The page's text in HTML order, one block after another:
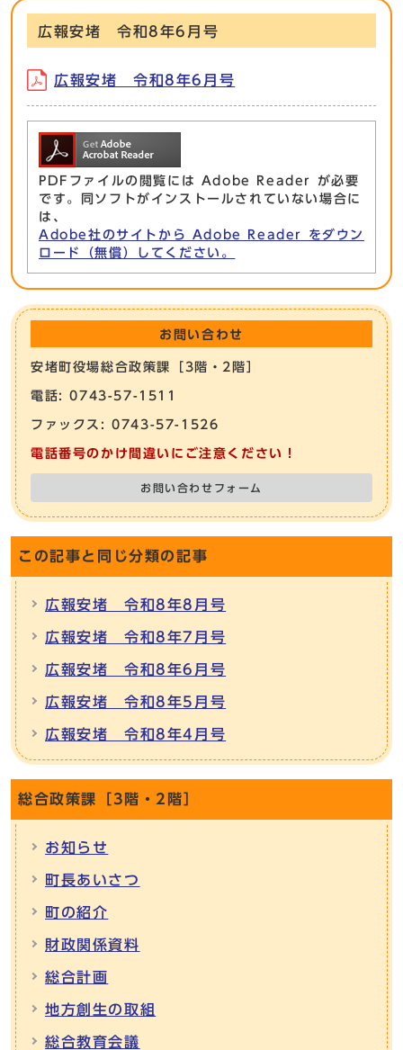
広報安堵 令和8年6月号
広報安堵 令和8年6月号
PDFファイルの閲覧には Adobe Reader が必要
です。同ソフトがインストールされていない場合に
は、
Adobe社のサイトから Adobe Reader をダウン
ロード（無償）してください。
お問い合わせ
安堵町役場総合政策課［3階・2階］
電話: 0743-57-1511
ファックス: 0743-57-1526
電話番号のかけ間違いにご注意ください！
お問い合わせフォーム
この記事と同じ分類の記事
広報安堵 令和8年8月号
広報安堵 令和8年7月号
広報安堵 令和8年6月号
広報安堵 令和8年5月号
広報安堵 令和8年4月号
総合政策課［3階・2階］
お知らせ
町長あいさつ
町の紹介
財政関係資料
総合計画
地方創生の取組
総合教育会議